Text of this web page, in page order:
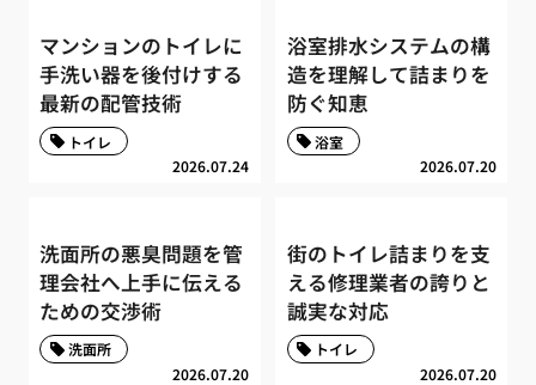
マンションのトイレに
手洗い器を後付けする
最新の配管技術
2026.07.24
トイレ
浴室排水システムの構
造を理解して詰まりを
防ぐ知恵
2026.07.20
浴室
洗面所の悪臭問題を管
理会社へ上手に伝える
ための交渉術
2026.07.20
洗面所
街のトイレ詰まりを支
える修理業者の誇りと
誠実な対応
2026.07.20
トイレ